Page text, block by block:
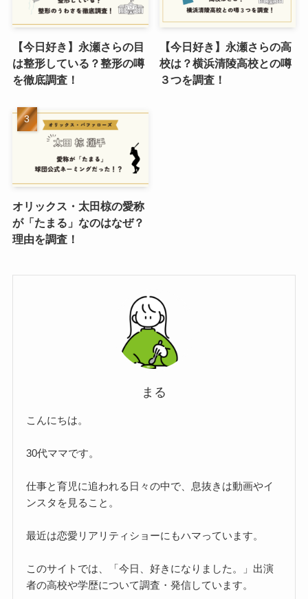
【今日好き】永瀬さらの目
は整形している？整形の噂
を徹底調査！
【今日好き】永瀬さらの高
校は？横浜清陵高校との噂
３つを調査！
オリックス・太田椋の愛称
が「たまる」なのはなぜ？
理由を調査！
まる
こんにちは。
30代ママです。
仕事と育児に追われる日々の中で、息抜きは動画やイ
ンスタを見ること。
最近は恋愛リアリティショーにもハマっています。
このサイトでは、「今日、好きになりました。」出演
者の高校や学歴について調査・発信しています。